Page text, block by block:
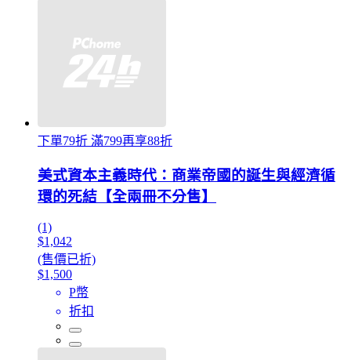
下單79折 滿799再享88折
美式資本主義時代：商業帝國的誕生與經濟循
環的死結【全兩冊不分售】
(1)
$1,042
(售價已折)
$1,500
P幣
折扣